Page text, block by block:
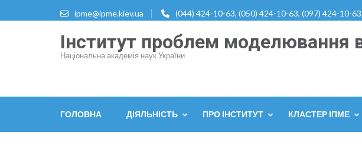
до
ipme@ipme.kiev.ua (044) 424-10-63, (050) 424-10-63, (097) 424-10-
Інститут проблем моделювання
Національна академія наук України
ГОЛОВНА ДІЯЛЬНІСТЬ ПРО ІНСТИТУТ КЛАСТЕР ІПМЕ